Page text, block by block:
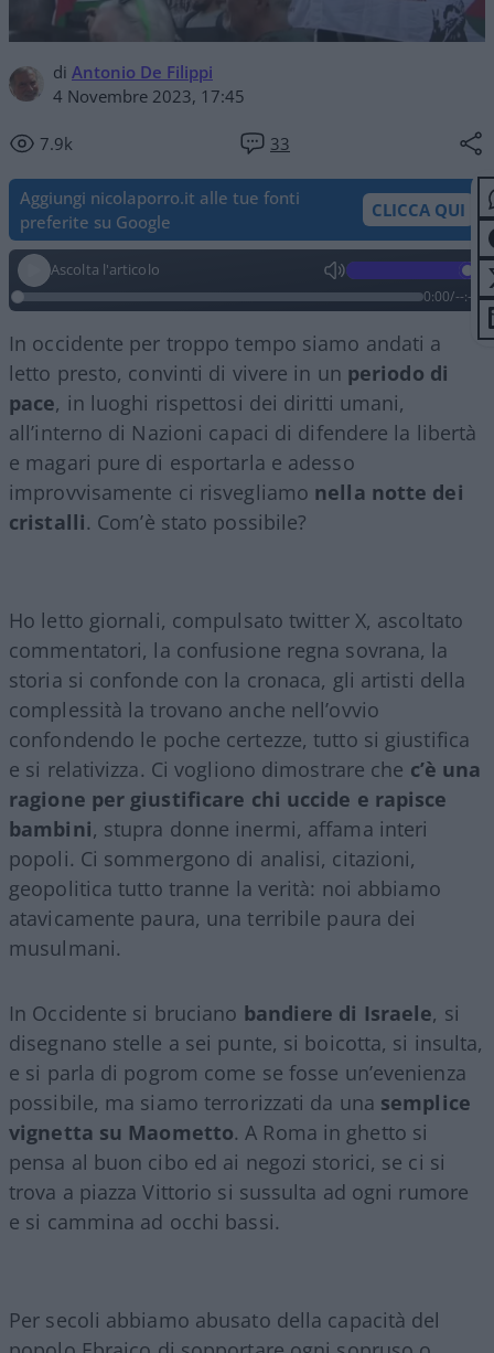
di Antonio De Filippi
4 Novembre 2023, 17:45
7.9k 33
Aggiungi nicolaporro.it alle tue fonti
preferite su Google
CLICCA QUI
Ascolta l'articolo
0:00/--:--
In occidente per troppo tempo siamo andati a
letto presto, convinti di vivere in un periodo di
pace, in luoghi rispettosi dei diritti umani,
all’interno di Nazioni capaci di difendere la libertà
e magari pure di esportarla e adesso
improvvisamente ci risvegliamo nella notte dei
cristalli. Com’è stato possibile?
Ho letto giornali, compulsato twitter X, ascoltato
commentatori, la confusione regna sovrana, la
storia si confonde con la cronaca, gli artisti della
complessità la trovano anche nell’ovvio
confondendo le poche certezze, tutto si giustifica
e si relativizza. Ci vogliono dimostrare che c’è una
ragione per giustificare chi uccide e rapisce
bambini, stupra donne inermi, affama interi
popoli. Ci sommergono di analisi, citazioni,
geopolitica tutto tranne la verità: noi abbiamo
atavicamente paura, una terribile paura dei
musulmani.
In Occidente si bruciano bandiere di Israele, si
disegnano stelle a sei punte, si boicotta, si insulta,
e si parla di pogrom come se fosse un’evenienza
possibile, ma siamo terrorizzati da una semplice
vignetta su Maometto. A Roma in ghetto si
pensa al buon cibo ed ai negozi storici, se ci si
trova a piazza Vittorio si sussulta ad ogni rumore
e si cammina ad occhi bassi.
Per secoli abbiamo abusato della capacità del